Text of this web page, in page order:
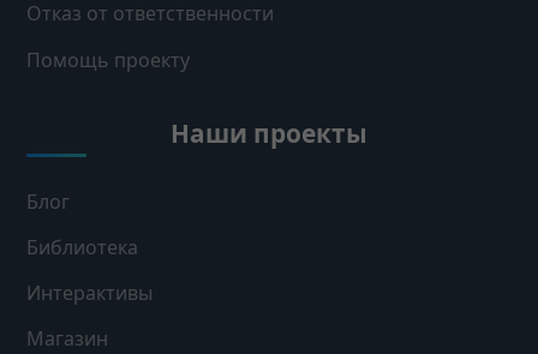
Отказ от ответственности
Помощь проекту
Наши проекты
Блог
Библиотека
Интерактивы
Магазин